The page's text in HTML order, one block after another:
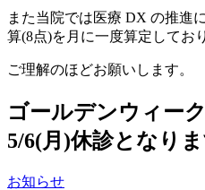
また当院では医療 DX の推進
算(8点)を月に一度算定してお
ご理解のほどお願いします。
ゴールデンウィー
5/6(月)休診となり
お知らせ